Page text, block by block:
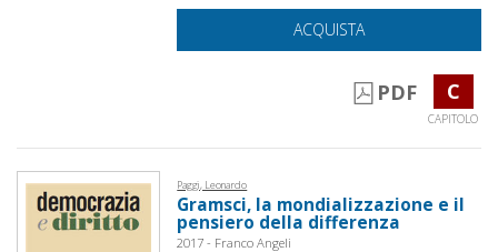
ACQUISTA
PDF C
CAPITOLO
Paggi, Leonardo
Gramsci, la mondializzazione e il
pensiero della differenza
2017 - Franco Angeli